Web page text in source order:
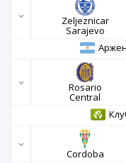
Zeljeznicar
Sarajevo
Rosario
Central
Cordoba